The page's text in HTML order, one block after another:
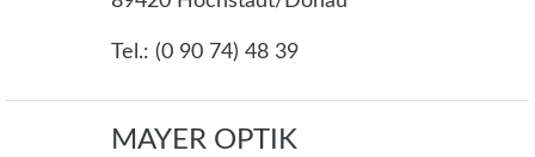
Tel.: (0 90 74) 48 39
MAYER OPTIK